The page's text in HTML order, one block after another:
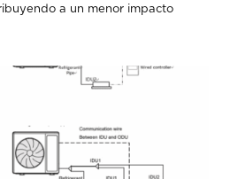
a un menor impacto